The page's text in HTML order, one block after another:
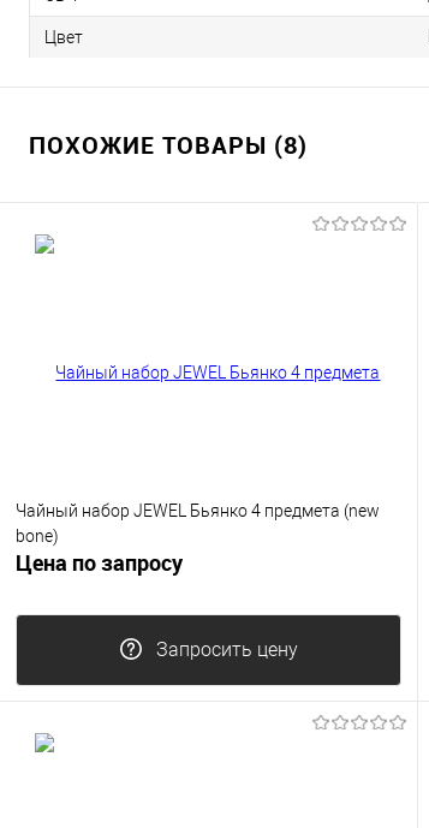
Цвет
ПОХОЖИЕ ТОВАРЫ (8)
Чайный набор JEWEL Бьянко 4 предмета (new
bone)
Цена по запросу
Запросить цену